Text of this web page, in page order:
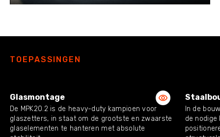
Play MuteEnter
TOEPASSINGEN
Glasmontage
De MPK20.2 is de heavy-duty kampioen voor
glaszetters, in staat om de grootste en zwaarste
glaselementen te hanteren met absolute
In de
de